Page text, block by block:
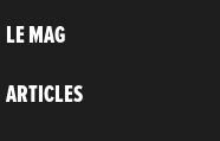
LE MAG
ARTICLES